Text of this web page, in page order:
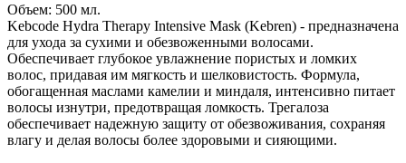
Объем: 500 мл.
Kebcode Hydra Therapy Intensive Mask (Kebren) - предназначена
для ухода за сухими и обезвоженными волосами.
Обеспечивает глубокое увлажнение пористых и ломких
волос, придавая им мягкость и шелковистость. Формула,
обогащенная маслами камелии и миндаля, интенсивно питает
волосы изнутри, предотвращая ломкость. Трегалоза
обеспечивает надежную защиту от обезвоживания, сохраняя
влагу и делая волосы более здоровыми и сияющими.